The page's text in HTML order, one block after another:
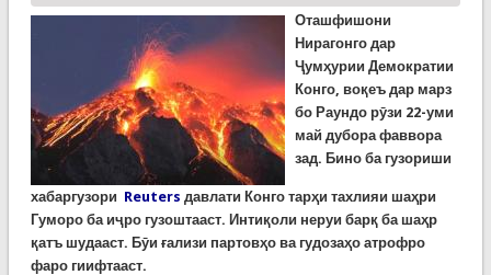
Оташфишони
Нирагонго дар
Ҷумҳурии Демократии
Конго, воқеъ дар марз
бо Раундо рӯзи 22-уми
май дубора фаввора
зад. Бино ба гузориши
хабаргузори Reuters давлати Конго тарҳи тахлияи шаҳри
Гуморо ба иҷро гузоштааст. Интиқоли неруи барқ ба шаҳр
қатъ шудааст. Бӯи ғализи партовҳо ва гудозаҳо атрофро
фаро гиифтааст.